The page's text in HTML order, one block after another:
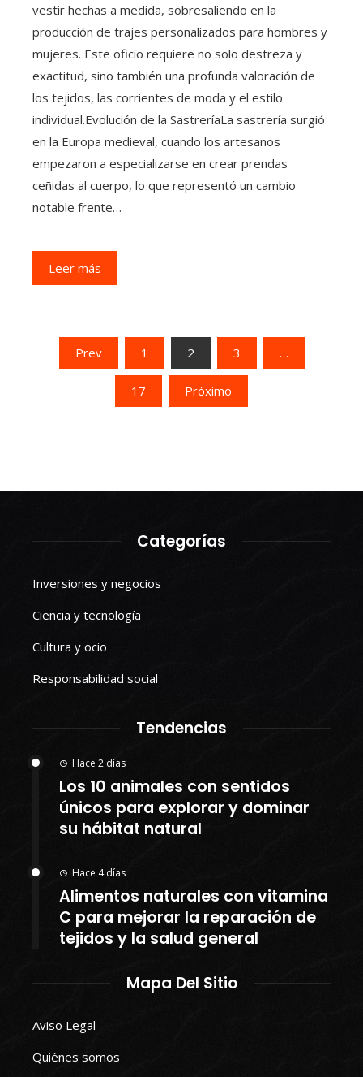
vestir hechas a medida, sobresaliendo en la
producción de trajes personalizados para hombres y
mujeres. Este oficio requiere no solo destreza y
exactitud, sino también una profunda valoración de
los tejidos, las corrientes de moda y el estilo
individual.Evolución de la SastreríaLa sastrería surgió
en la Europa medieval, cuando los artesanos
empezaron a especializarse en crear prendas
ceñidas al cuerpo, lo que representó un cambio
notable frente…
Leer más
Paginación
Prev 1 2 3 …
17 Próximo
Categorías
Inversiones y negocios
Ciencia y tecnología
Cultura y ocio
Responsabilidad social
Tendencias
Hace 2 días
Los 10 animales con sentidos
únicos para explorar y dominar
su hábitat natural
Hace 4 días
Alimentos naturales con vitamina
C para mejorar la reparación de
tejidos y la salud general
Mapa Del Sitio
Aviso Legal
Quiénes somos